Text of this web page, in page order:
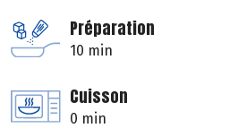
Préparation
10 min
Cuisson
0 min